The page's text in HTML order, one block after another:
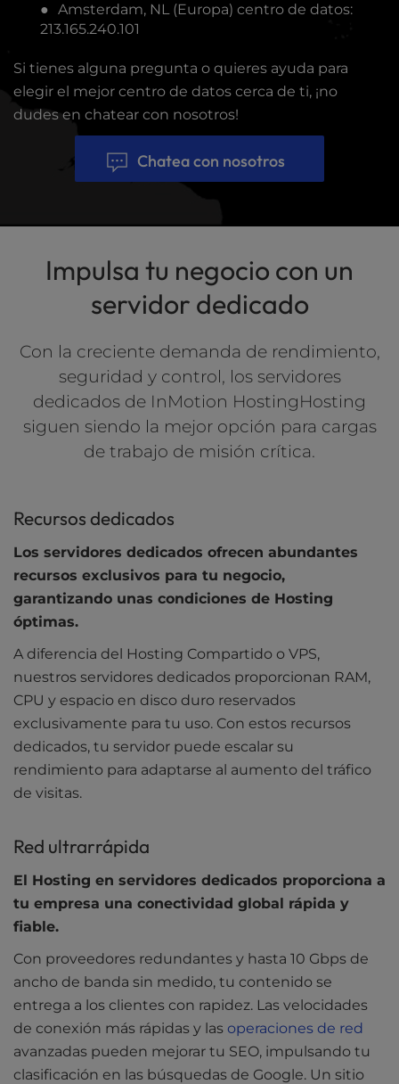
Amsterdam, NL (Europa) centro de datos:
213.165.240.101
Si tienes alguna pregunta o quieres ayuda para
elegir el mejor centro de datos cerca de ti, ¡no
dudes en chatear con nosotros!
Chatea con nosotros
Impulsa tu negocio con un
servidor dedicado
Con la creciente demanda de rendimiento,
seguridad y control, los servidores
dedicados de InMotion HostingHosting
siguen siendo la mejor opción para cargas
de trabajo de misión crítica.
Recursos dedicados
Los servidores dedicados ofrecen abundantes
recursos exclusivos para tu negocio,
garantizando unas condiciones de Hosting
óptimas.
A diferencia del Hosting Compartido o VPS,
nuestros servidores dedicados proporcionan RAM,
CPU y espacio en disco duro reservados
exclusivamente para tu uso. Con estos recursos
dedicados, tu servidor puede escalar su
rendimiento para adaptarse al aumento del tráfico
de visitas.
Red ultrarrápida
El Hosting en servidores dedicados proporciona a
tu empresa una conectividad global rápida y
fiable.
Con proveedores redundantes y hasta 10 Gbps de
ancho de banda sin medido, tu contenido se
entrega a los clientes con rapidez. Las velocidades
de conexión más rápidas y las operaciones de red
avanzadas pueden mejorar tu SEO, impulsando tu
clasificación en las búsquedas de Google. Un sitio